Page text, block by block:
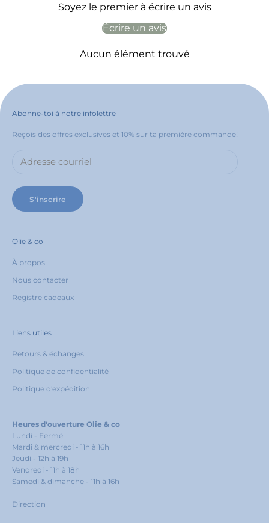
Soyez le premier à écrire un avis
Écrire un avis
Aucun élément trouvé
Abonne-toi à notre infolettre
Reçois des offres exclusives et 10% sur ta première commande!
S'inscrire
Olie & co
À propos
Nous contacter
Registre cadeaux
Liens utiles
Retours & échanges
Politique de confidentialité
Politique d'expédition
Heures d'ouverture Olie & co
Lundi - Fermé
Mardi & mercredi - 11h à 16h
Jeudi - 12h à 19h
Vendredi - 11h à 18h
Samedi & dimanche - 11h à 16h
Direction